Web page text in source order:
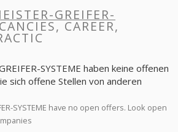
GREIFER-
CAREER,
SYSTEME haben keine offenen
sich offene Stellen von anderen
SYSTEME have no open offers. Look open